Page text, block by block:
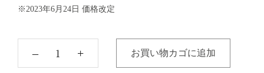
※2023年6月24日 価格改定
‒ + お買い物カゴに追加